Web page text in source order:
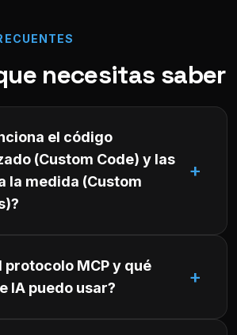
necesitas saber
el código
(Custom Code) y las
la medida (Custom
protocolo MCP y qué
IA puedo usar?